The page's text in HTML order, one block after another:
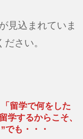
見込まれていま
さい。
留学で何をした
学するからこそ、
でも・・・